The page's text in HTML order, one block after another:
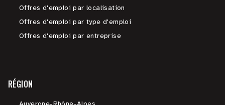
Offres d'emploi par localisation
Offres d'emploi par type d'emploi
Offres d'emploi par entreprise
RÉGION